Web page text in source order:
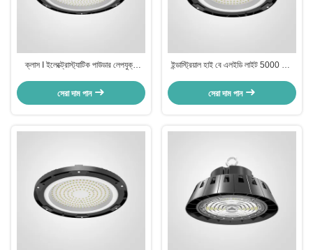
ক্লাস I ইলেক্ট্রোস্ট্যাটিক পাউডার লেপযুক্ত
সেরা দাম পান
ইন্ডাস্ট্রিয়াল হাই বে এলইডি লাইট 5000 কে /
রঙের তাপমাত্রা
সেরা দাম পান